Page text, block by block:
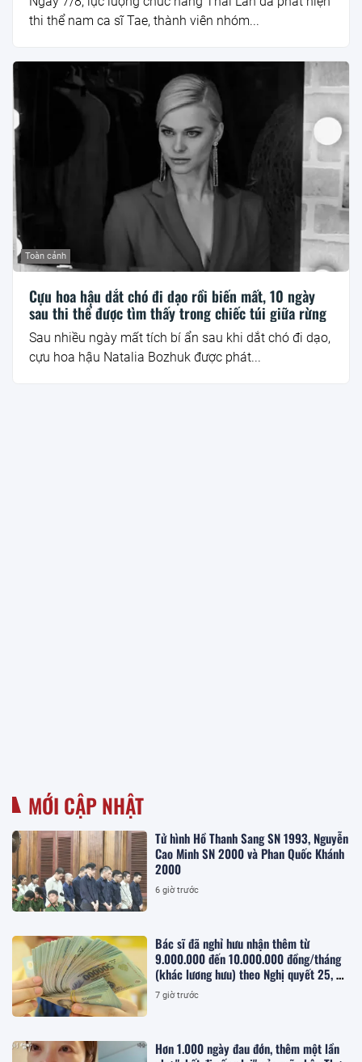
thi thể nam ca sĩ Tae, thành viên nhóm...
Toàn cảnh
Cựu hoa hậu dắt chó đi dạo rồi biến mất, 10 ngày
sau thi thể được tìm thấy trong chiếc túi giữa rừng
Sau nhiều ngày mất tích bí ẩn sau khi dắt chó đi dạo,
cựu hoa hậu Natalia Bozhuk được phát...
MỚI CẬP NHẬT
Tử hình Hồ Thanh Sang SN 1993, Nguyễn
Cao Minh SN 2000 và Phan Quốc Khánh
2000
6 giờ trước
Bác sĩ đã nghỉ hưu nhận thêm từ
9.000.000 đến 10.000.000 đồng/tháng
(khác lương hưu) theo Nghị quyết 25, cụ
thể khi đáp ứng điều kiện gì?
7 giờ trước
Hơn 1.000 ngày đau đớn, thêm một lần